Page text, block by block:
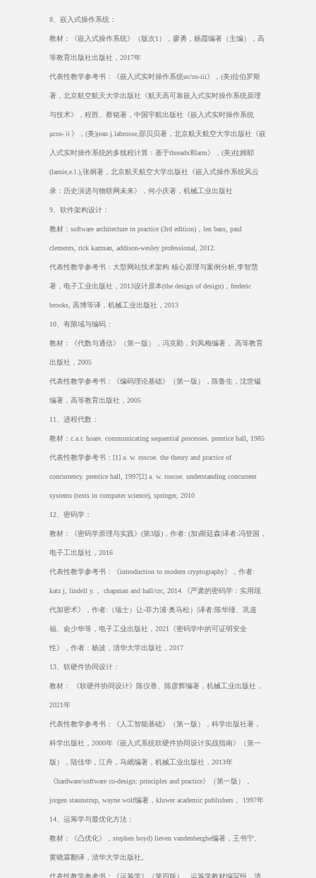
8 、嵌入式操作系统：
教材：《嵌入式操作系统》（版次1 ），廖勇，杨霞编著（主编），高
等教育出版社出版社， 2017年
代表性教学参考书：《嵌入式实时操作系统uc/os-iii》， (美)拉伯罗斯
著，北京航空航天大学出版社《航天高可靠嵌入式实时操作系统原理
与技术》，程胜、蔡铭著，中国宇航出版社《嵌入式实时操作系统
μcos-ⅱ 》， (美)jean j.labrosse, 邵贝贝著，北京航天航空大学出版社《嵌
入式实时操作系统的多线程计算：基于threadx和arm》， (美)拉姆耶
(lamie,e.l.), 张炯著，北京航天航空大学出版社《嵌入式操作系统风云
录：历史演进与物联网未来》，何小庆著，机械工业出版社
9 、软件架构设计：
教材： software architecture in practice (3rd edition) len bass, paul
clements, rick kazman, addison-wesley professional, 2012.
代表性教学参考书：大型网站技术架构 核心原理与案例分析 李智慧
著，电子工业出版社， 2013设计原本(the design of design) frederic
brooks, 高博等译，机械工业出版社， 2013
10 、有限域与编码：
教材：《代数与通信》（第一版），冯克勤，刘凤梅编著， 高等教育
出版社， 2005
代表性教学参考书：《编码理论基础》（第一版），陈鲁生，沈世镒
编著，高等教育出版社， 2005
11 、进程代数：
教材： c.a.r. hoare. communicating sequential processes. prentice hall, 1985
代表性教学参考书： [1] a. w. roscoe. the theory and practice of
concurrency. prentice hall, 1997[2] a. w. roscoe. understanding concurrent
systems (texts in computer science), springer, 2010
12 、密码学：
教材：《密码学原理与实践》 (第3版) ，作者: (加)斯廷森|译者:冯登国，
电子工出版社， 2016
代表性教学参考书：《introduction to modern cryptography》，作者:
katz j, lindell y. chapman and hall/crc, 2014. 《严肃的密码学：实用现
代加密术》，作者: （瑞士）让-菲力浦·奥马松） |译者:陈华瑾、巩道
福、俞少华等，电子工业出版社， 2021 《密码学中的可证明安全
性》，作者：杨波，清华大学出版社， 2017
13 、软硬件协同设计：
教材： 《软硬件协同设计》陈仪香、陈彦辉编著，机械工业出版社，
2021年
代表性教学参考书：《人工智能基础》（第一版），科学出版社著，
科学出版社， 2000年《嵌入式系统软硬件协同设计实战指南》（第一
版），陆佳华，江舟，马岷编著，机械工业出版社， 2013年
《hardware/software co-design: principles and practice》（第一版），
jorgen staunstrup, wayne wolf编著， kluwer academic publishers 1997年
14 、运筹学与最优化方法：
教材：《凸优化》， stephen boyd) lieven vandenberghe编著，王书宁、
黄晓霖翻译，清华大学出版社。
代表性教学参考书：《运筹学》（第四版），运筹学教材编写组，清